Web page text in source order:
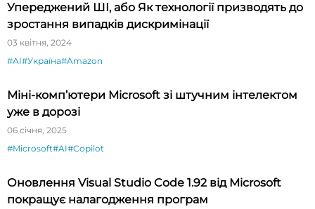
Упереджений ШІ, або Як технології призводять до
зростання випадків дискримінації
03 квітня, 2024
#AI#Україна#Amazon
Міні-комп’ютери Microsoft зі штучним інтелектом
уже в дорозі
06 січня, 2025
#Microsoft#AI#Copilot
Оновлення Visual Studio Code 1.92 від Microsoft
покращує налагодження програм